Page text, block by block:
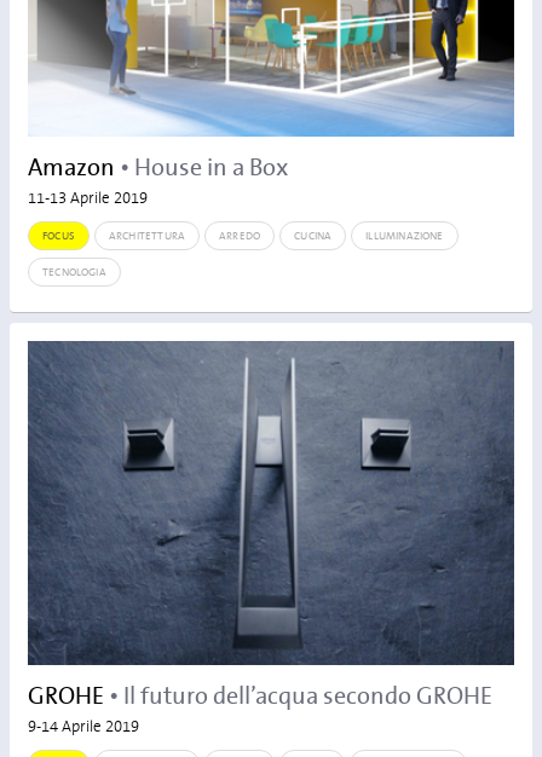
Amazon • House in a Box
11-13 Aprile 2019
FOCUS ARCHITETTURA ARREDO CUCINA ILLUMINAZIONE
TECNOLOGIA
GROHE • Il futuro dell’acqua secondo GROHE
9-14 Aprile 2019